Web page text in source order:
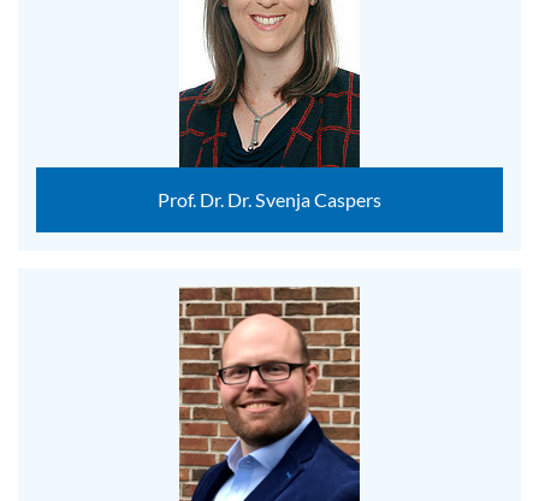
Prof. Dr. Dr. Svenja Caspers